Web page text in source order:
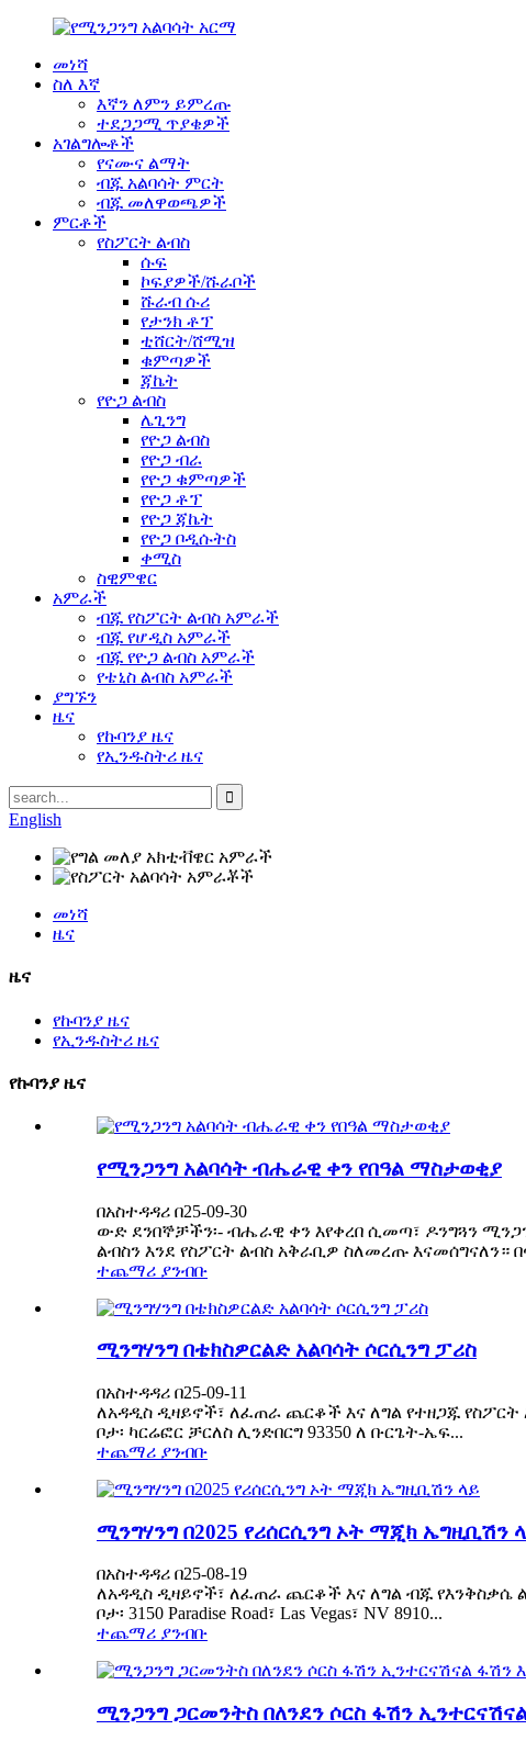
መነሻ
ስለ እኛ
እኛን ለምን ይምረጡ
ተደጋጋሚ ጥያቄዎች
አገልግሎቶች
የናሙና ልማት
ብጁ አልባሳት ምርት
ብጁ መለዋወጫዎች
ምርቶች
የስፖርት ልብስ
ሱፍ
ኮፍያዎች/ሹራቦች
ሹራብ ሱሪ
የታንክ ቶፕ
ቲሸርት/ሸሚዝ
ቁምጣዎች
ጃኬት
የዮጋ ልብስ
ሌጊንግ
የዮጋ ልብስ
የዮጋ ብራ
የዮጋ ቁምጣዎች
የዮጋ ቶፕ
የዮጋ ጃኬት
የዮጋ ቦዲሱትስ
ቀሚስ
ስዊምዌር
አምራች
ብጁ የስፖርት ልብስ አምራች
ብጁ የሆዲስ አምራች
ብጁ የዮጋ ልብስ አምራች
የቴኒስ ልብስ አምራች
ያግኙን
ዜና
የኩባንያ ዜና
የኢንዱስትሪ ዜና
English
መነሻ
ዜና
ዜና
የኩባንያ ዜና
የኢንዱስትሪ ዜና
የኩባንያ ዜና
የሚንጋንግ አልባሳት ብሔራዊ ቀን የበዓል ማስታወቂያ
በአስተዳዳሪ በ25-09-30
ውድ ደንበኞቻችን፡- ብሔራዊ ቀን እየቀረበ ሲመጣ፣ ዶንግጓን
ልብስን እንደ የስፖርት ልብስ አቅራቢዎ ስለመረጡ እናመሰግናለን።
ተጨማሪ ያንብቡ
ሚንግሃንግ በቴክስዎርልድ አልባሳት ሶርሲንግ ፓሪስ
በአስተዳዳሪ በ25-09-11
ለአዳዲስ ዲዛይኖች፣ ለፈጠራ ጨርቆች እና ለግል የተዘጋጁ የስፖርት
ቦታ፡ ካርሬፎር ቻርለስ ሊንድበርግ 93350 ለ ቡርጌት-ኤፍ...
ተጨማሪ ያንብቡ
ሚንግሃንግ በ2025 የሪሰርሲንግ ኦት ማጂክ ኤግዚቢሽን
በአስተዳዳሪ በ25-08-19
ለአዳዲስ ዲዛይኖች፣ ለፈጠራ ጨርቆች እና ለግል ብጁ የእንቅስቃሴ
ቦታ፡ 3150 Paradise Road፣ Las Vegas፣ NV 8910...
ተጨማሪ ያንብቡ
ሚንጋንግ ጋርመንትስ በለንደን ሶርስ ፋሽን